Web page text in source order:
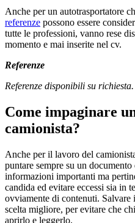
Anche per un autotrasportatore
referenze possono essere
tutte le professioni, vanno rese
momento e mai inserite nel cv.
Referenze
Referenze disponibili su richiesta.
Come impaginare
camionista?
Anche per il lavoro del
puntare sempre su un
informazioni importanti ma
candida ed evitare eccessi sia in
ovviamente di contenuti. Salvare
scelta migliore, per evitare che
aprirlo e leggerlo.